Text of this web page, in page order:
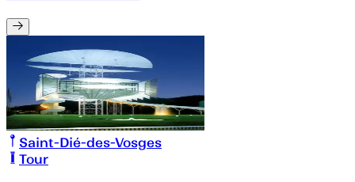
Saint-Dié-des-Vosges
Tour